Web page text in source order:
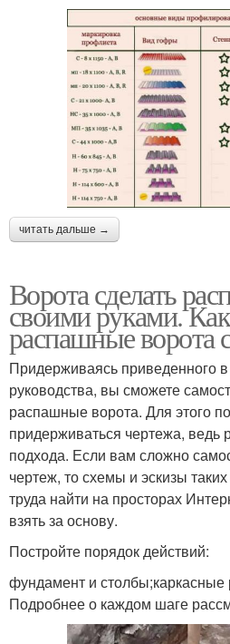
читать дальше →
Ворота сделать
своими руками.
распашные ворота
Придерживаясь приведенного
руководства, вы сможете
распашные ворота. Для этого
придерживаться чертежа, ведь
подхода. Если вам сложно
чертеж, то схемы и эскизы
труда найти на просторах
взять за основу.
Постройте порядок действий:
фундамент и
Подробнее о каждом шаге